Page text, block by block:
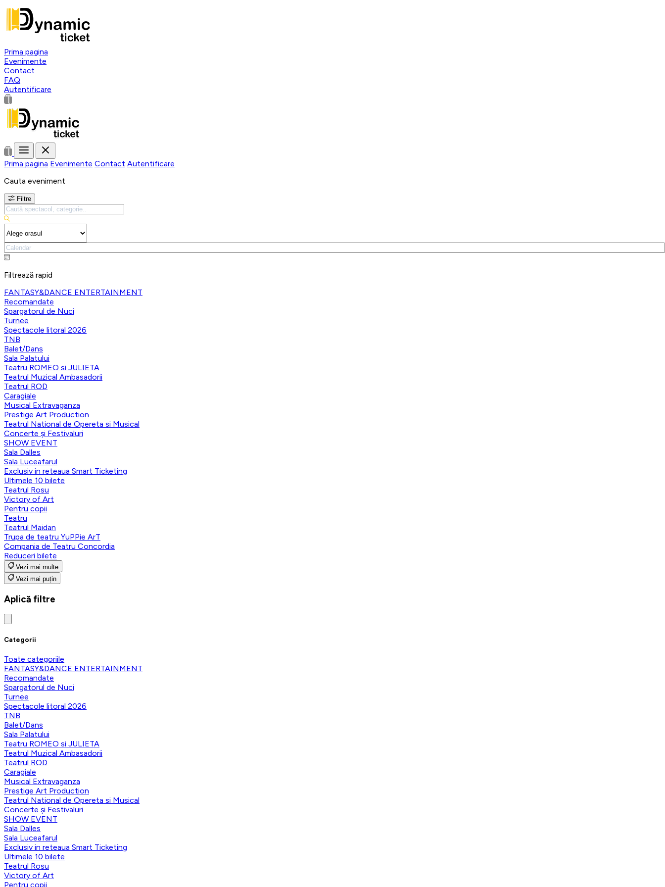
Prima pagina
Evenimente
Contact
FAQ
Autentificare
Prima pagina Evenimente Contact Autentificare
Cauta eveniment
Filtre
Filtrează rapid
FANTASY&DANCE ENTERTAINMENT
Recomandate
Spargatorul de Nuci
Turnee
Spectacole litoral 2026
TNB
Balet/Dans
Sala Palatului
Teatru ROMEO si JULIETA
Teatrul Muzical Ambasadorii
Teatrul ROD
Caragiale
Musical Extravaganza
Prestige Art Production
Teatrul National de Opereta si Musical
Concerte și Festivaluri
SHOW EVENT
Sala Dalles
Sala Luceafarul
Exclusiv in reteaua Smart Ticketing
Ultimele 10 bilete
Teatrul Rosu
Victory of Art
Pentru copii
Teatru
Teatrul Maidan
Trupa de teatru YuPPie ArT
Compania de Teatru Concordia
Reduceri bilete
Vezi mai multe
Vezi mai puțin
Aplică filtre
Categorii
Toate categoriile
FANTASY&DANCE ENTERTAINMENT
Recomandate
Spargatorul de Nuci
Turnee
Spectacole litoral 2026
TNB
Balet/Dans
Sala Palatului
Teatru ROMEO si JULIETA
Teatrul Muzical Ambasadorii
Teatrul ROD
Caragiale
Musical Extravaganza
Prestige Art Production
Teatrul National de Opereta si Musical
Concerte și Festivaluri
SHOW EVENT
Sala Dalles
Sala Luceafarul
Exclusiv in reteaua Smart Ticketing
Ultimele 10 bilete
Teatrul Rosu
Victory of Art
Pentru copii